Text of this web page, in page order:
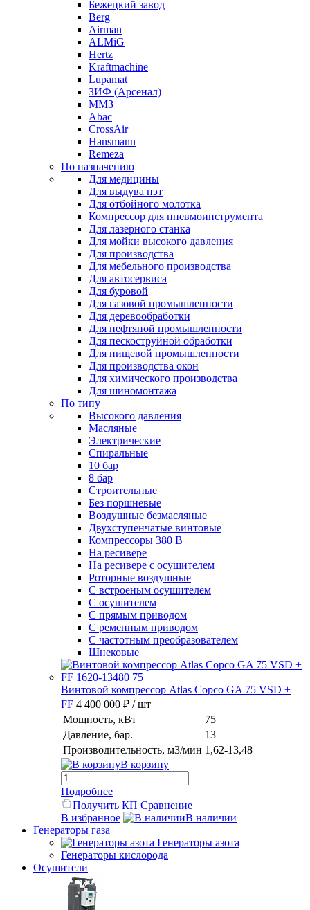
Бежецкий завод
Berg
Airman
ALMiG
Hertz
Kraftmachine
Lupamat
ЗИФ (Арсенал)
ММЗ
Abac
CrossAir
Hansmann
Remeza
По назначению
Для медицины
Для выдува пэт
Для отбойного молотка
Компрессор для пневмоинструмента
Для лазерного станка
Для мойки высокого давления
Для производства
Для мебельного производства
Для автосервиса
Для буровой
Для газовой промышленности
Для деревообработки
Для нефтяной промышленности
Для пескоструйной обработки
Для пищевой промышленности
Для производства окон
Для химического производства
Для шиномонтажа
По типу
Высокого давления
Масляные
Электрические
Спиральные
10 бар
8 бар
Cтроительные
Без поршневые
Воздушные безмасляные
Двухступенчатые винтовые
Компрессоры 380 В
На ресивере
На ресивере с осушителем
Роторные воздушные
С встроеным осушителем
С осушителем
С прямым приводом
С ременным приводом
С частотным преобразователем
Шнековые
Винтовой компрессор Atlas Copco GA 75 VSD +
FF 4 400 000 ₽ / шт
Мощность, кВт
75
Давление, бар.
13
Производительность, м3/мин 1,62-13,48
В корзину
Подробнее
Получить КП Сравнение
В избранное
В наличии
Генераторы газа
Генераторы азота
Генераторы кислорода
Осушители